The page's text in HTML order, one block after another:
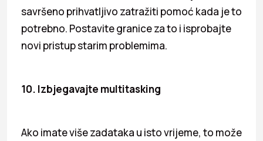
savršeno prihvatljivo zatražiti pomoć kada je to
potrebno. Postavite granice za to i isprobajte
novi pristup starim problemima.
10. Izbjegavajte multitasking
Ako imate više zadataka u isto vrijeme, to može